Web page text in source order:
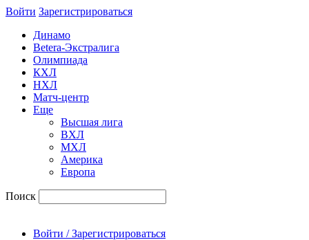
Войти Зарегиcтрироваться
Динамо
Betera-Экстралига
Олимпиада
КХЛ
НХЛ
Матч-центр
Еще
Высшая лига
ВХЛ
МХЛ
Америка
Европа
Поиск
Войти / Зарегистрироваться